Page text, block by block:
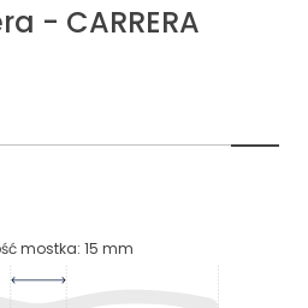
- CARRERA
mostka: 15 mm